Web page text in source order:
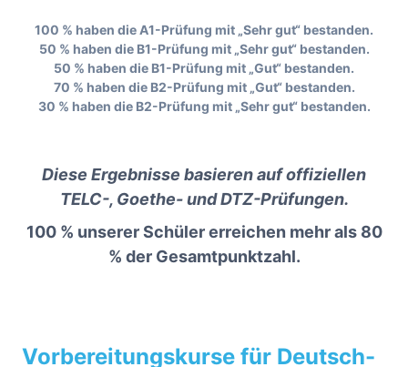
100 % haben die A1-Prüfung mit „Sehr gut“ bestanden.
50 % haben die B1-Prüfung mit „Sehr gut“bestanden.
50 % haben die B1-Prüfung mit „Gut“ bestanden.
70 % haben die B2-Prüfung mit „Gut“bestanden.
30 % haben die B2-Prüfung mit „Sehr gut“bestanden.
Diese Ergebnisse basieren auf offiziellen
TELC-, Goethe- und DTZ-Prüfungen.
100 % unserer Schüler erreichen mehr als 80
% der Gesamtpunktzahl.
Vorbereitungskurse für Deutsch-